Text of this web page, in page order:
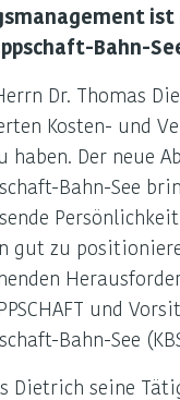
Bahn-
Dr. Thomas
Kosten- und
haben. Der neue
Bahn-See
gut zu
und
Bahn-See
Dietrich seine